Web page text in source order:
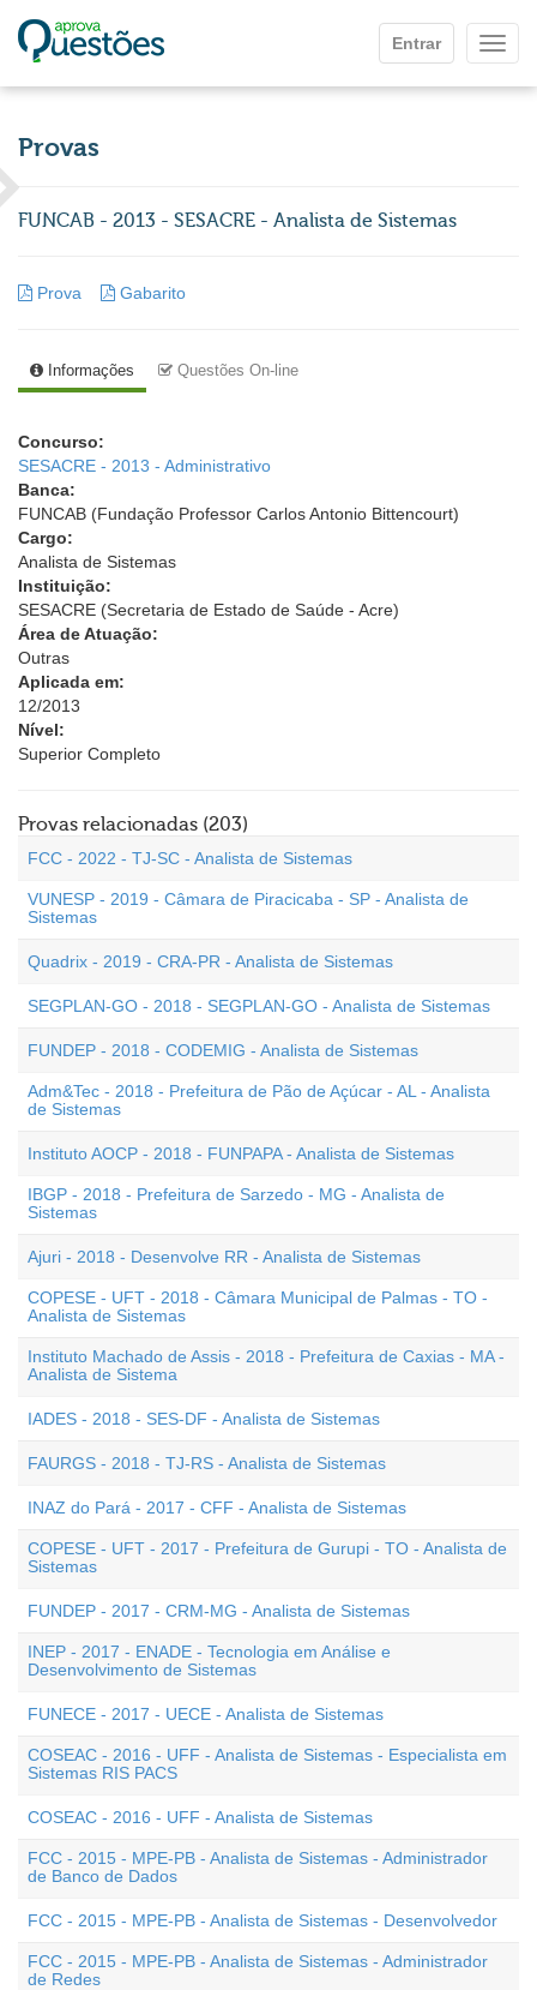
Entrar
Provas
FUNCAB - 2013 - SESACRE - Analista de Sistemas
Prova Gabarito
Informações Questões On-line
Concurso:
SESACRE - 2013 - Administrativo
Banca:
FUNCAB (Fundação Professor Carlos Antonio Bittencourt)
Cargo:
Analista de Sistemas
Instituição:
SESACRE (Secretaria de Estado de Saúde - Acre)
Área de Atuação:
Outras
Aplicada em:
12/2013
Nível:
Superior Completo
Provas relacionadas (203)
FCC - 2022 - TJ-SC - Analista de Sistemas
VUNESP - 2019 - Câmara de Piracicaba - SP - Analista de
Sistemas
Quadrix - 2019 - CRA-PR - Analista de Sistemas
SEGPLAN-GO - 2018 - SEGPLAN-GO - Analista de Sistemas
FUNDEP - 2018 - CODEMIG - Analista de Sistemas
Adm&Tec - 2018 - Prefeitura de Pão de Açúcar - AL - Analista
de Sistemas
Instituto AOCP - 2018 - FUNPAPA - Analista de Sistemas
IBGP - 2018 - Prefeitura de Sarzedo - MG - Analista de
Sistemas
Ajuri - 2018 - Desenvolve RR - Analista de Sistemas
COPESE - UFT - 2018 - Câmara Municipal de Palmas - TO -
Analista de Sistemas
Instituto Machado de Assis - 2018 - Prefeitura de Caxias - MA -
Analista de Sistema
IADES - 2018 - SES-DF - Analista de Sistemas
FAURGS - 2018 - TJ-RS - Analista de Sistemas
INAZ do Pará - 2017 - CFF - Analista de Sistemas
COPESE - UFT - 2017 - Prefeitura de Gurupi - TO - Analista de
Sistemas
FUNDEP - 2017 - CRM-MG - Analista de Sistemas
INEP - 2017 - ENADE - Tecnologia em Análise e
Desenvolvimento de Sistemas
FUNECE - 2017 - UECE - Analista de Sistemas
COSEAC - 2016 - UFF - Analista de Sistemas - Especialista em
Sistemas RIS PACS
COSEAC - 2016 - UFF - Analista de Sistemas
FCC - 2015 - MPE-PB - Analista de Sistemas - Administrador
de Banco de Dados
FCC - 2015 - MPE-PB - Analista de Sistemas - Desenvolvedor
FCC - 2015 - MPE-PB - Analista de Sistemas - Administrador
de Redes